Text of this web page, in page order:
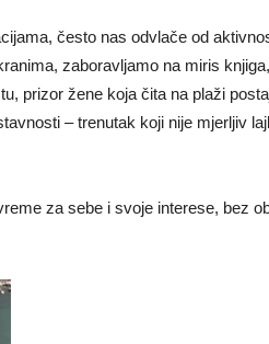
često nas odvlače od
zaboravljamo na miris
prizor žene koja čita na plaži
– trenutak koji nije mjerljiv
za sebe i svoje interese, bez